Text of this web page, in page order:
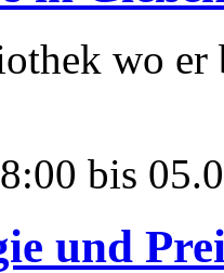
wo er
bis
und